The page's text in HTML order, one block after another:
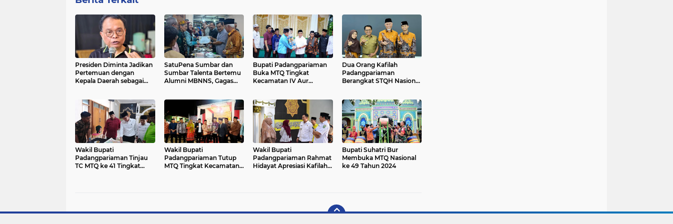
Presiden Diminta Jadikan
Pertemuan dengan
Kepala Daerah sebagai
SatuPena Sumbar dan
Sumbar Talenta Bertemu
Alumni MBNNS, Gagas
Bupati Padangpariaman
Buka MTQ Tingkat
Kecamatan IV Aur
Dua Orang Kafilah
Padangpariaman
Berangkat STQH Nasional
Wakil Bupati
Padangpariaman Tinjau
TC MTQ ke 41 Tingkat
Wakil Bupati
Padangpariaman Tutup
MTQ Tingkat Kecamatan
Wakil Bupati
Padangpariaman Rahmat
Hidayat Apresiasi Kafilah
Bupati Suhatri Bur
Membuka MTQ Nasional
ke 49 Tahun 2024